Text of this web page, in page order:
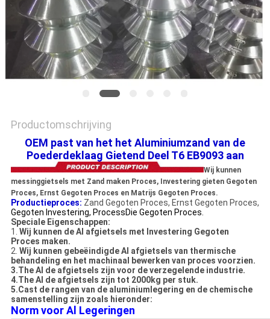
Productomschrijving
OEM past van het het Aluminiumzand van de
Poederdeklaag Gietend Deel T6 EB9093 aan
Wij kunnen
messinggietsels met Zand maken Proces, Investering gieten Gegoten
Proces, Ernst Gegoten Proces en Matrijs Gegoten Proces.
Productieproces: Zand Gegoten Proces, Ernst Gegoten Proces,
Gegoten Investering, ProcessDie Gegoten Proces.
Speciale Eigenschappen:
1. Wij kunnen de Al afgietsels met Investering Gegoten
Proces maken.
2. Wij kunnen gebeëindigde Al afgietsels van thermische
behandeling en het machinaal bewerken van proces voorzien.
3.The Al de afgietsels zijn voor de verzegelende industrie.
4.The Al de afgietsels zijn tot 2000kg per stuk.
5.Cast de rangen van de aluminiumlegering en de chemische
samenstelling zijn zoals hieronder:
Norm voor Al Legeringen